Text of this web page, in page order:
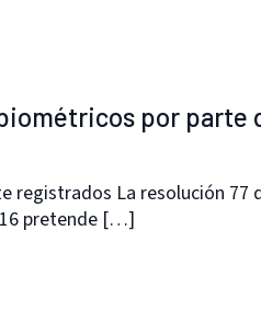
por parte
registrados La resolución 77
pretende […]